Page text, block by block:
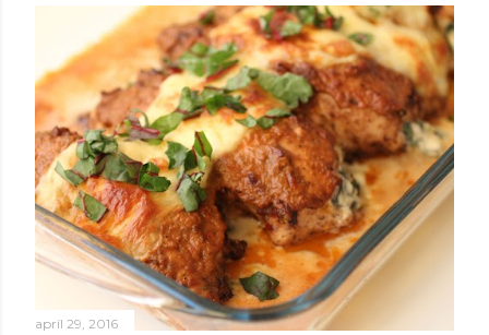
s
l
u
r
apríl 29, 2016